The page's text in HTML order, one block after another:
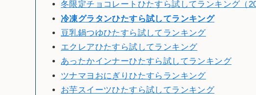
冬限定チョコレートひたすら試してランキング（
冷凍グラタンひたすら試してランキング
豆乳鍋つゆひたすら試してランキング
エクレアひたすら試してランキング
あったかインナーひたすら試してランキング
ツナマヨおにぎりひたすらランキング
お芋スイーツひたすら試してランキング